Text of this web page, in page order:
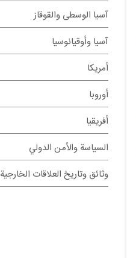
آسيا الوسطى والقوقاز
آسيا وأوقيانوسيا
أمريكا
أوروبا
أفريقيا
السياسة والأمن الدولي
وثائق وتاريخ العلاقات الخارجية